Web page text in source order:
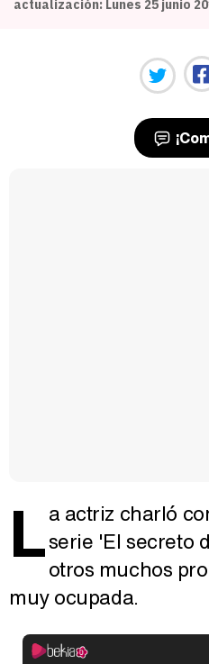
actualización: Lunes 25 junio
La actriz charló
serie 'El secreto
otros muchos
muy ocupada.